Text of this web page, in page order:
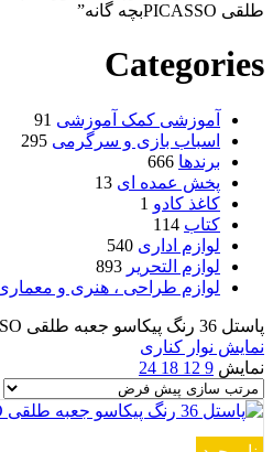
طلقی PICASSOبچه گانه”
Categories
آموزشی کمک آموزشی 91
اسباب بازی و سرگرمی 295
برندها 666
پخش عمده ای 13
کاغذ کادو 1
کتاب 114
لوازم اداری 540
لوازم التحریر 893
لوازم طراحی ، هنری و
پاستل 36 رنگ پیکاسو جعبه طلقی PICASSOبچه گانه
نمایش نوار کناری
نمایش 9
12
18
24